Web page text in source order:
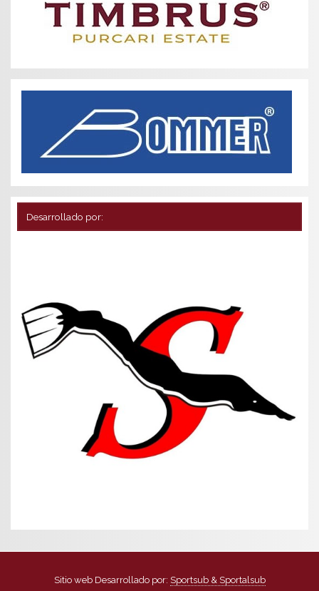
Desarrollado por:
Sitio web Desarrollado por: Sportsub & Sportalsub